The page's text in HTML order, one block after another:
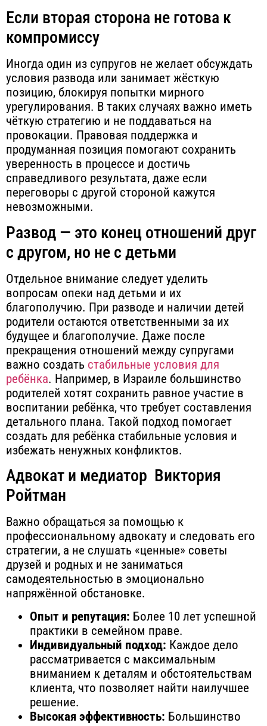
Если вторая сторона не готова к
компромиссу
Иногда один из супругов не желает обсуждать
условия развода или занимает жёсткую
позицию, блокируя попытки мирного
урегулирования. В таких случаях важно иметь
чёткую стратегию и не поддаваться на
провокации. Правовая поддержка и
продуманная позиция помогают сохранить
уверенность в процессе и достичь
справедливого результата, даже если
переговоры с другой стороной кажутся
невозможными.
Развод — это конец отношений друг
с другом, но не с детьми
Отдельное внимание следует уделить
вопросам опеки над детьми и их
благополучию. При разводе и наличии детей
родители остаются ответственными за их
будущее и благополучие. Даже после
прекращения отношений между супругами
важно создать стабильные условия для
ребёнка. Например, в Израиле большинство
родителей хотят сохранить равное участие в
воспитании ребёнка, что требует составления
детального плана. Такой подход помогает
создать для ребёнка стабильные условия и
избежать ненужных конфликтов.
Адвокат и медиатор Виктория
Ройтман
Важно обращаться за помощью к
профессиональному адвокату и следовать его
стратегии, а не слушать «ценные» советы
друзей и родных и не заниматься
самодеятельностью в эмоционально
напряжённой обстановке.
Опыт и репутация: Более 10 лет успешной
практики в семейном праве.
Индивидуальный подход: Каждое дело
рассматривается с максимальным
вниманием к деталям и обстоятельствам
клиента, что позволяет найти наилучшее
решение.
Высокая эффективность: Большинство